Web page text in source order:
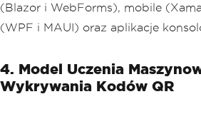
(Blazor i WebForms), mobile
(WPF i MAUI) oraz aplikacje
4. Model Uczenia
Wykrywania Kodów QR